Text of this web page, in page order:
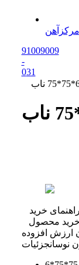
91009009
-
031
راهنمای خرید
خرید محصول
ارزش افزوده
نوسانجزئیات